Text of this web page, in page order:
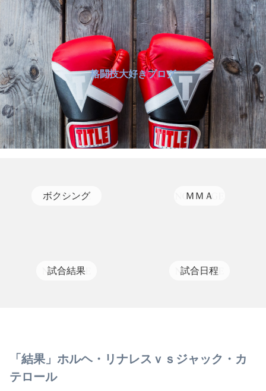
格闘技大好きブログ
ボクシング ＭＭＡ
試合結果 試合日程
「結果」ホルヘ・リナレスｖｓジャック・カ
テロール